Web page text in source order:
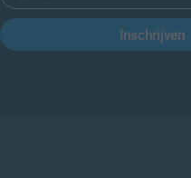
Inschrijven